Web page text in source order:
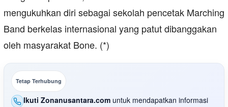
mengukuhkan diri sebagai sekolah pencetak Marching
Band berkelas internasional yang patut dibanggakan
oleh masyarakat Bone. (*)
Tetap Terhubung
Ikuti Zonanusantara.com untuk mendapatkan informasi